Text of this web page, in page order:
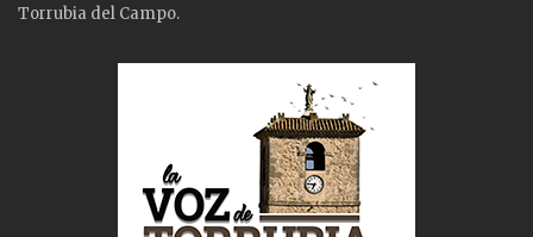
Torrubia del Campo.